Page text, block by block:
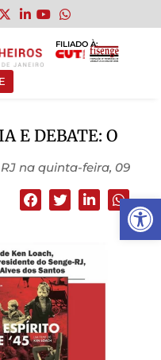
Abrir
FILIADO À:
E DEBATE: O
na quinta-feira, 09